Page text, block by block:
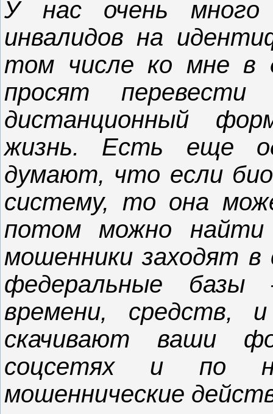
У нас очень много
инвалидов на
том числе ко мне в
просят
дистанционный
жизнь. Есть еще
думают, что если
систему, то она
потом можно
мошенники заходят
федеральные
времени, средств,
скачивают ваши
соцсетях и по
мошеннические